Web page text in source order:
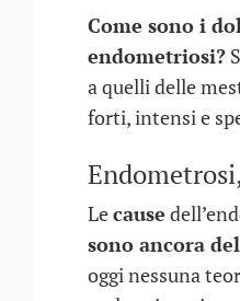
Come sono i
endometriosi?
a quelli delle
forti, intensi e
Lecause
sono ancora
oggi nessuna